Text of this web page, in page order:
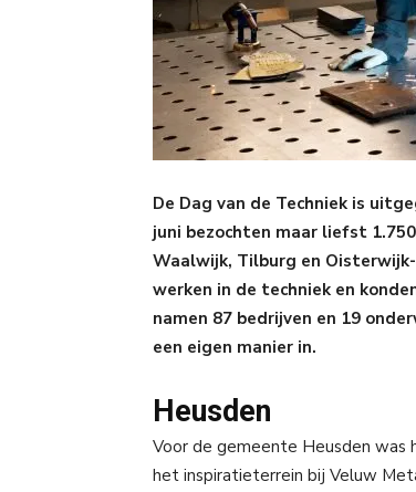
De Dag van de Techniek is
juni bezochten maar liefst
Waalwijk, Tilburg en
werken in de techniek en
namen 87 bedrijven en 19
een eigen manier in.
Heusden
Voor de gemeente Heusden was
het inspiratieterrein bij Veluw